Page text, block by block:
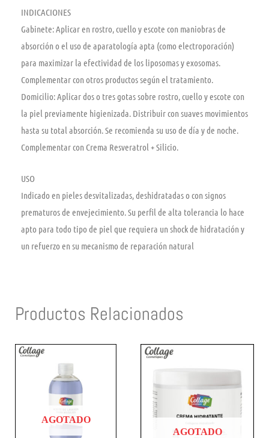
INDICACIONES
Gabinete: Aplicar en rostro, cuello y escote con maniobras de
absorción o el uso de aparatología apta (como electroporación)
para maximizar la efectividad de los liposomas y exosomas.
Complementar con otros productos según el tratamiento.
Domicilio: Aplicar dos o tres gotas sobre rostro, cuello y escote con
la piel previamente higienizada. Distribuir con suaves movimientos
hasta su total absorción. Se recomienda su uso de día y de noche.
Complementar con Crema Resveratrol + Silicio.
USO
Indicado en pieles desvitalizadas, deshidratadas o con signos
prematuros de envejecimiento. Su perfil de alta tolerancia lo hace
apto para todo tipo de piel que requiera un shock de hidratación y
un refuerzo en su mecanismo de reparación natural
Productos Relacionados
AGOTADO
AGOTADO